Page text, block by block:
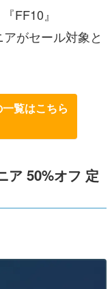
FF10』
がセール対象と
覧はこちら
ア 50%オフ 定